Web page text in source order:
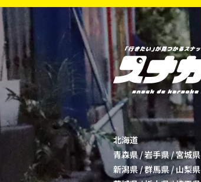
北海道
青森県/岩手県/宮城県
新潟県/群馬県/山梨県